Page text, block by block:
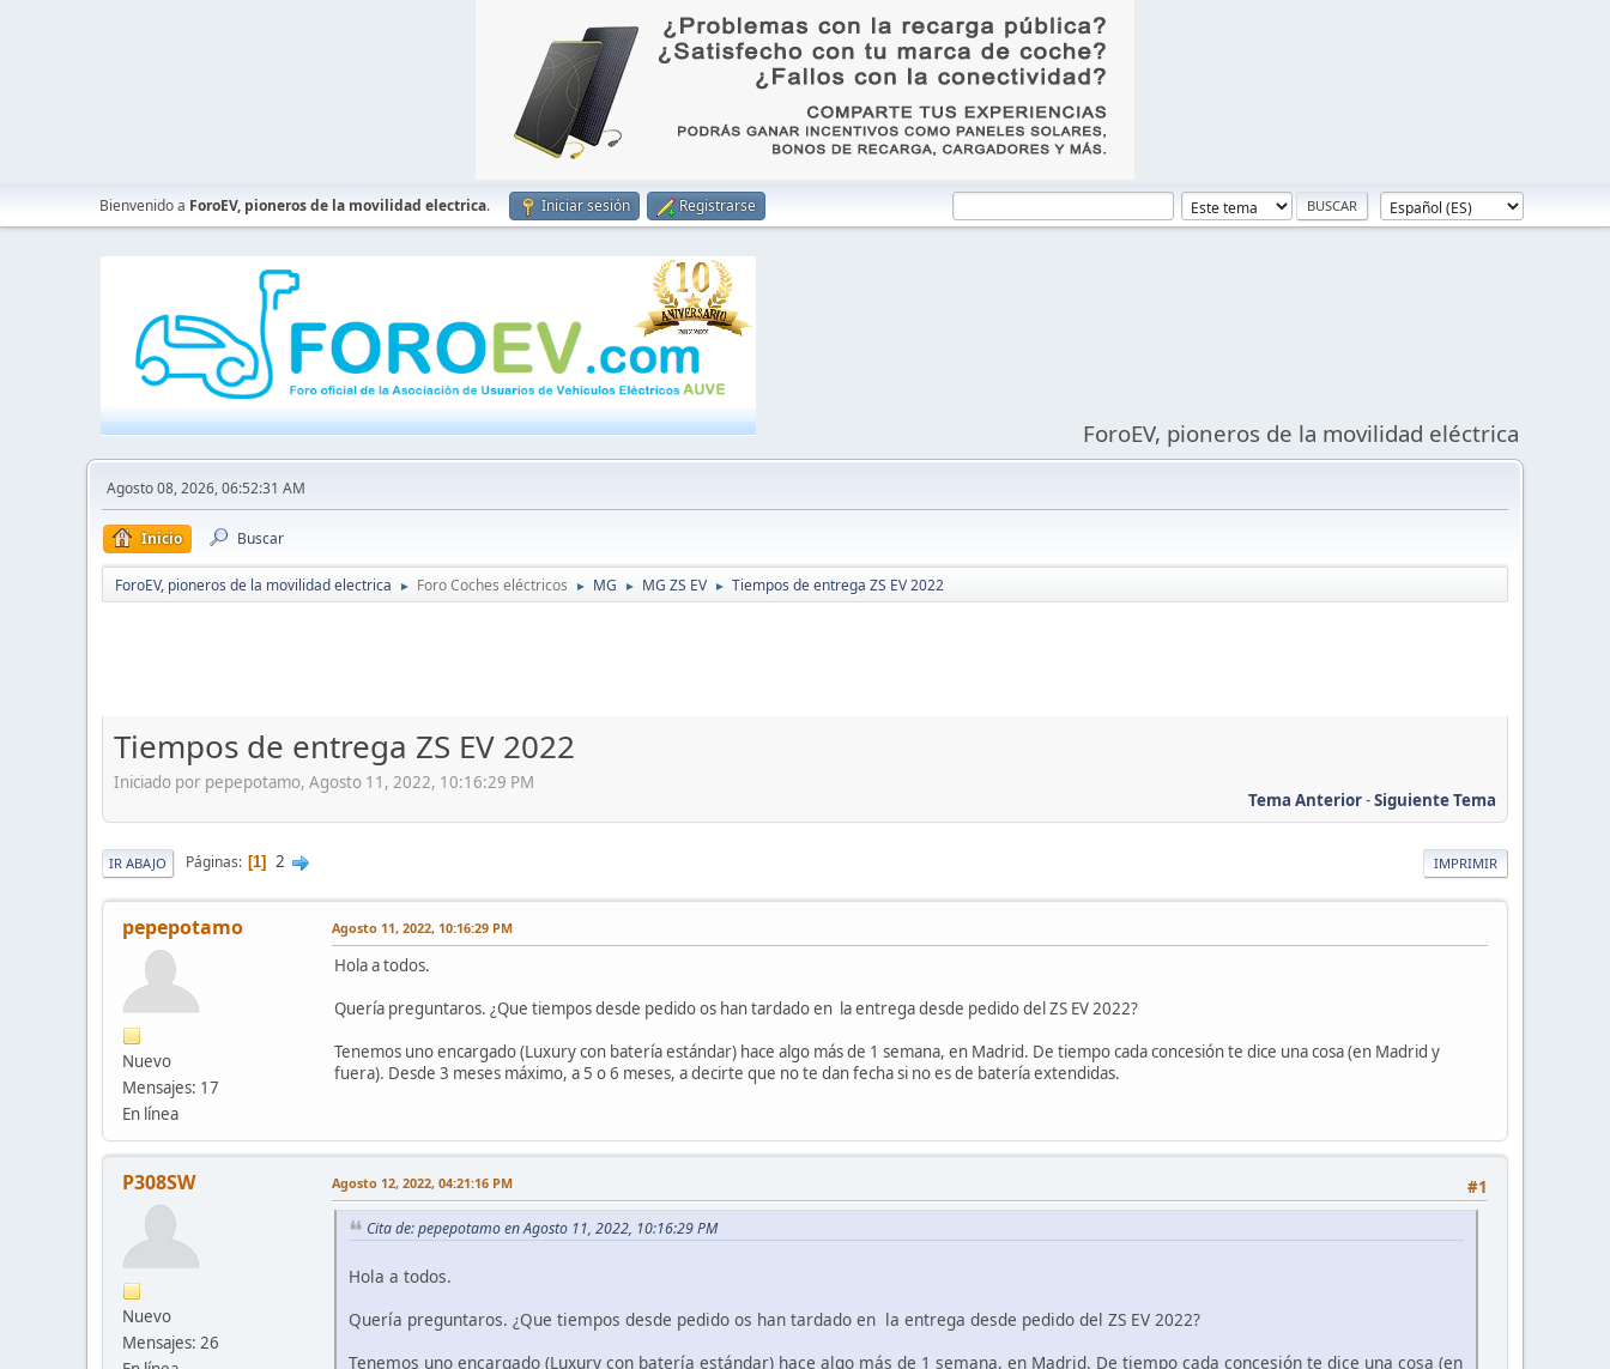
Bienvenido a ForoEV, pioneros de la movilidad electrica. Iniciar sesión Registrarse
ForoEV, pioneros de la movilidad eléctrica
Agosto 08, 2026, 06:52:31 AM
Inicio Buscar
ForoEV, pioneros de la movilidad electrica ► Foro Coches eléctricos ► MG ► MG ZS EV ► Tiempos de entrega ZS EV 2022
Tiempos de entrega ZS EV 2022
Iniciado por pepepotamo, Agosto 11, 2022, 10:16:29 PM
Tema Anterior-Siguiente Tema
IMPRIMIR
IR ABAJO Páginas 1 2
pepepotamo
Nuevo
Mensajes: 17
En línea
Agosto 11, 2022, 10:16:29 PM
Hola a todos.
Quería preguntaros. ¿Que tiempos desde pedido os han tardado en la entrega desde pedido del ZS EV 2022?
Tenemos uno encargado (Luxury con batería estándar) hace algo más de 1 semana, en Madrid. De tiempo cada concesión te dice una cosa (en Madrid y
fuera). Desde 3 meses máximo, a 5 o 6 meses, a decirte que no te dan fecha si no es de batería extendidas.
P308SW
Nuevo
Mensajes: 26
#1
Agosto 12, 2022, 04:21:16 PM
Cita de: pepepotamo en Agosto 11, 2022, 10:16:29 PM
Hola a todos.
Quería preguntaros. ¿Que tiempos desde pedido os han tardado en la entrega desde pedido del ZS EV 2022?
Tenemos uno encargado (Luxury con batería estándar) hace algo más de 1 semana, en Madrid. De tiempo cada concesión te dice una cosa (en